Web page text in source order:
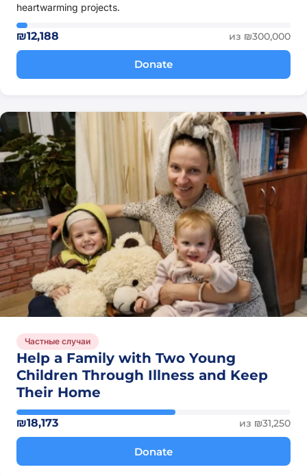
heartwarming projects.
₪12,188 из ₪300,000
Donate
Частные случаи
Help a Family with Two Young
Children Through Illness and Keep
Their Home
₪18,173 из ₪31,250
Donate